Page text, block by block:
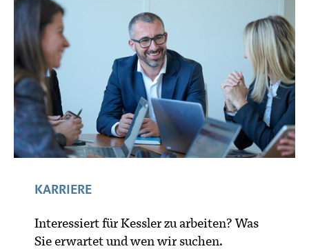
KARRIERE
Interessiert für Kessler zu arbeiten? Was
Sie erwartet und wen wir suchen.